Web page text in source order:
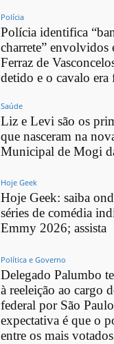
Polícia
Polícia identifica
charrete” envolvidos
Ferraz de
detido e o cavalo era
Saúde
Liz e Levi são os
que nasceram na
Municipal de Mogi
Hoje Geek
Hoje Geek: saiba
séries de comédia
Emmy 2026; assista
Política e Governo
Delegado Palumbo
à reeleição ao cargo
federal por São
expectativa é que o
entre os mais